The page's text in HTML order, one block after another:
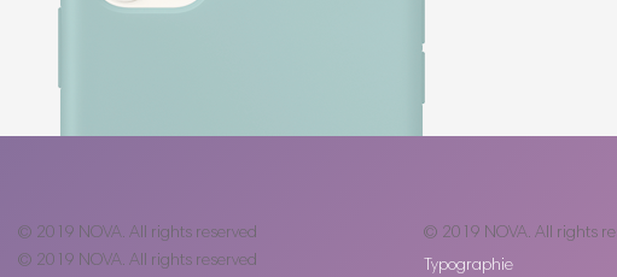
© 2019 NOVA. All rights reserved
© 2019 NOVA. All rights reserved
© 2019 NOVA. All rights
Typographie